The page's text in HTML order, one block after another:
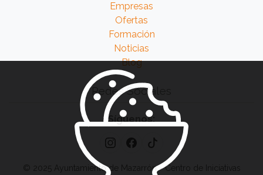
Empresas
Ofertas
Formación
Noticias
Blog
Redes Sociales
Síguenos:
© 2025 Ayuntamiento de Mazarrón - Centro de Iniciativas